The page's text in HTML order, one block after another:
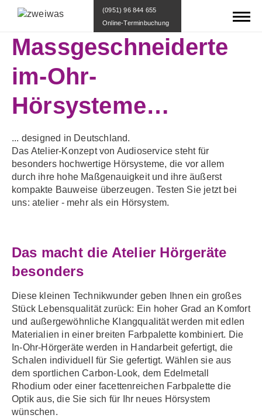
(0951) 96 844 655
Online-Terminbuchung
Massgeschneiderte
im-Ohr-
Hörsysteme…
... designed in Deutschland.
Das Atelier-Konzept von Audioservice steht für
besonders hochwertige Hörsysteme, die vor allem
durch ihre hohe Maßgenauigkeit und ihre äußerst
kompakte Bauweise überzeugen. Testen Sie jetzt bei
uns: atelier - mehr als ein Hörsystem.
Das macht die Atelier Hörgeräte
besonders
Diese kleinen Technikwunder geben Ihnen ein großes
Stück Lebensqualität zurück: Ein hoher Grad an Komfort
und außergewöhnliche Klangqualität werden mit edlen
Materialien in einer breiten Farbpalette kombiniert. Die
In-Ohr-Hörgeräte werden in Handarbeit gefertigt, die
Schalen individuell für Sie gefertigt. Wählen sie aus
dem sportlichen Carbon-Look, dem Edelmetall
Rhodium oder einer facettenreichen Farbpalette die
Optik aus, die Sie sich für Ihr neues Hörsystem
wünschen.